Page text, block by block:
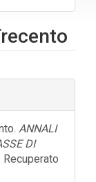
ANNALI
DI